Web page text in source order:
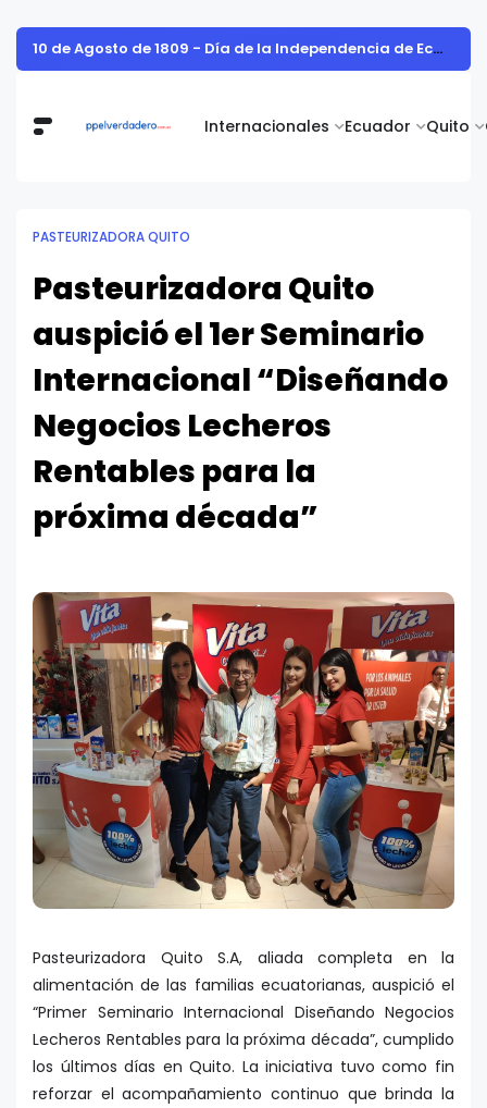
Internacionales Ecuador Quito
Vita Alimentos destaca el trabajo del campo como el primer paso hacia productos de excelencia.
PASTEURIZADORA QUITO
Pasteurizadora Quito
auspició el 1er Seminario
Internacional “Diseñando
Negocios Lecheros
Rentables para la
próxima década”
Pasteurizadora Quito S.A, aliada completa en la
alimentación de las familias ecuatorianas, auspició el
“Primer Seminario Internacional Diseñando Negocios
Lecheros Rentables para la próxima década”, cumplido
los últimos días en Quito. La iniciativa tuvo como fin
reforzar el acompañamiento continuo que brinda la